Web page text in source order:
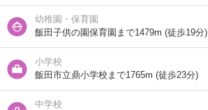
間取り / 専有面
積
2LDK/ 53.9m²
種別 / 構造
幼稚園・保育園
飯田子供の園保育園まで1479m (徒歩19分)
小学校
飯田市立鼎小学校まで1765m (徒歩23分)
中学校